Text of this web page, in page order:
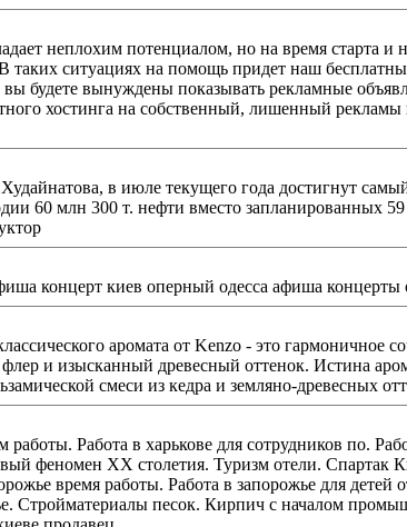
неплохим потенциалом, но на время старта
на помощь придет наш бесплатный хостинг с поддержкой
будете вынуждены показывать рекламные
на собственный, лишенный рекламы но
в июле текущего года достигнут
запланированных 59 млн т. Ключи для игры battlefield bad company 2
аромата от Kenzo - это
и изысканный древесный оттенок. Истина
в харькове для сотрудников по. Работа без посредников в
отели. Спартак Киров стройматериалы. Кроме стройматериалы. Двина